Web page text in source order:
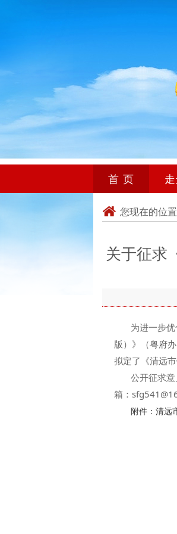
首 页
您现在的位置
关于征求
为进一步优
版）》（粤府
拟定了《清远
公开征求意
箱：
附件：清远
清